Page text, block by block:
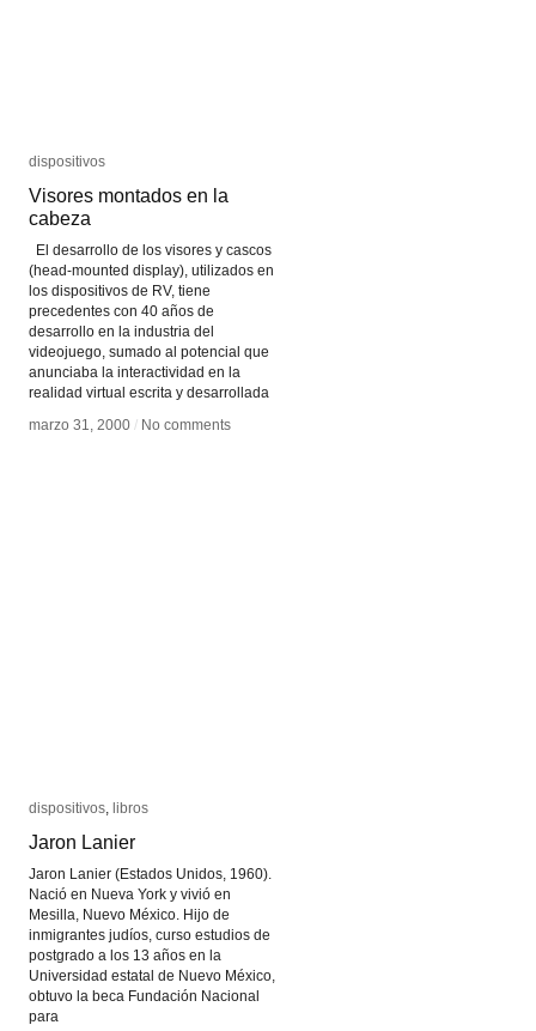
dispositivos
Visores montados en la
cabeza
El desarrollo de los visores y cascos
(head-mounted display), utilizados en
los dispositivos de RV, tiene
precedentes con 40 años de
desarrollo en la industria del
videojuego, sumado al potencial que
anunciaba la interactividad en la
realidad virtual escrita y desarrollada
marzo 31, 2000 / No comments
dispositivos
Visores montados en la
cabeza
marzo 31, 2000 / No comments
dispositivos libros
Jaron Lanier
Jaron Lanier (Estados Unidos, 1960).
Nació en Nueva York y vivió en
Mesilla, Nuevo México. Hijo de
inmigrantes judíos, curso estudios de
postgrado a los 13 años en la
Universidad estatal de Nuevo México,
obtuvo la beca Fundación Nacional
para
dispositivos libros
Jaron Lanier